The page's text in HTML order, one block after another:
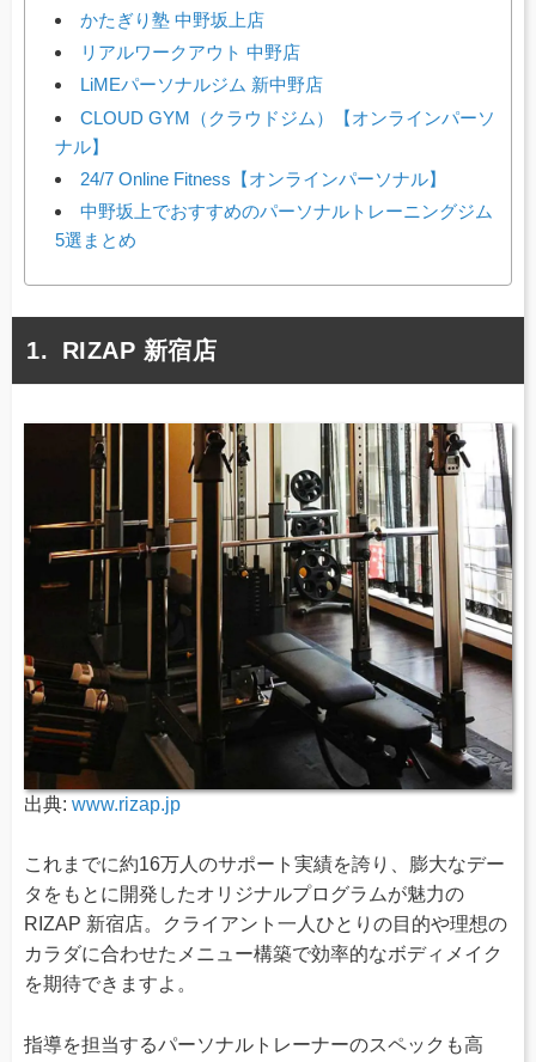
かたぎり塾 中野坂上店
リアルワークアウト 中野店
LiMEパーソナルジム 新中野店
CLOUD GYM（クラウドジム）【オンラインパーソ
ナル】
24/7 Online Fitness【オンラインパーソナル】
中野坂上でおすすめのパーソナルトレーニングジム
5選まとめ
RIZAP 新宿店
出典: www.rizap.jp
これまでに約16万人のサポート実績を誇り、膨大なデー
タをもとに開発したオリジナルプログラムが魅力の
RIZAP 新宿店。クライアント一人ひとりの目的や理想の
カラダに合わせたメニュー構築で効率的なボディメイク
を期待できますよ。
指導を担当するパーソナルトレーナーのスペックも高